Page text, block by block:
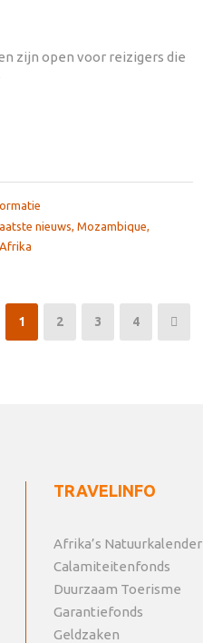
zijn open voor reizigers die
nieuws, Mozambique,
1 2 3 4
TRAVELINFO
Afrika’s Natuurkalender
Calamiteitenfonds
Duurzaam Toerisme
Garantiefonds
Geldzaken